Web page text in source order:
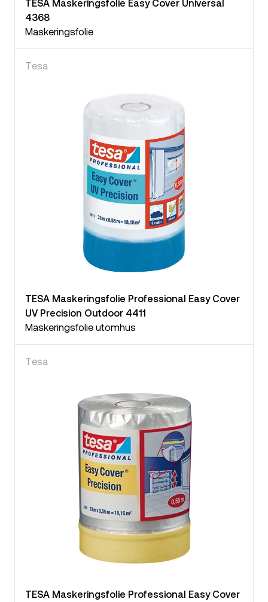
TESA Maskeringsfolie Easy Cover Universal
4368
Maskeringsfolie
Tesa
TESA Maskeringsfolie Professional Easy Cover
UV Precision Outdoor 4411
Maskeringsfolie utomhus
Tesa
TESA Maskeringsfolie Professional Easy Cover